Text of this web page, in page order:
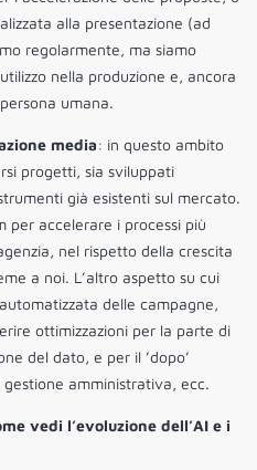
alla presentazione (ad
regolarmente, ma siamo
nella produzione e, ancora
umana.
media: in questo ambito
progetti, sia sviluppati
già esistenti sul mercato.
per accelerare i processi più
nel rispetto della crescita
a noi. L’altro aspetto su cui
delle campagne,
ottimizzazioni per la parte di
del dato, e per il ’dopo’
amministrativa, ecc.
vedi l’evoluzione dell’AI e i